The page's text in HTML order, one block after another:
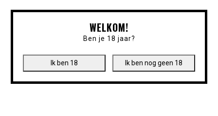
WELKOM!
Ben je 18 jaar?